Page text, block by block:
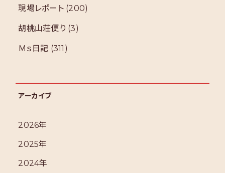
現場レポート(200)
胡桃山荘便り (3)
Ｍｓ日記 (311)
アーカイブ
2026年
2025年
2024年